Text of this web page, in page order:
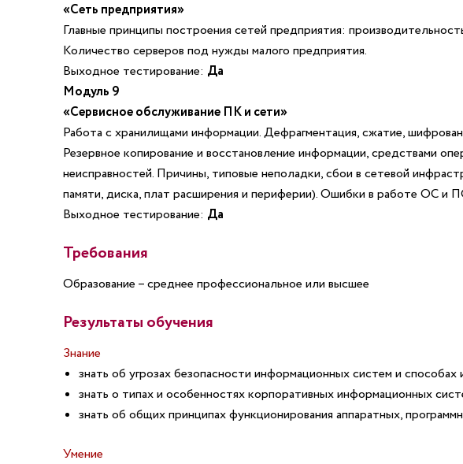
«Сеть предприятия»
Главные принципы построения сетей предприятия:
Количество серверов под нужды малого предприятия.
Выходное тестирование: Да
Модуль 9
«Сервисное обслуживание ПК и сети»
Работа с хранилищами информации. Дефрагментация, сжатие,
Резервное копирование и восстановление информации, средствами
неисправностей. Причины, типовые неполадки, сбои в сетевой
памяти, диска, плат расширения и периферии). Ошибки в работе ОС и
Выходное тестирование: Да
Требования
Образование – среднее профессиональное или высшее
Результаты обучения
Знание
знать об угрозах безопасности информационных систем и
знать о типах и особенностях корпоративных информационных
знать об общих принципах функционирования аппаратных,
Умение